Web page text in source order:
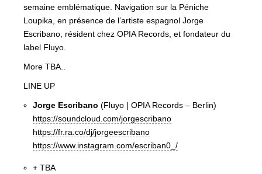
semaine emblématique. Navigation sur la Péniche
Loupika, en présence de l’artiste espagnol Jorge
Escribano, résident chez OPIA Records, et fondateur du
label Fluyo.
More TBA..
LINE UP
Jorge Escribano (Fluyo | OPIA Records – Berlin)
https://soundcloud.com/jorgescribano
https://fr.ra.co/dj/jorgeescribano
https://www.instagram.com/escriban0_/
+ TBA